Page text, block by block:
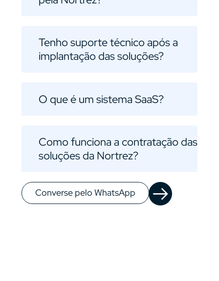
Tenho suporte técnico após a
implantação das soluções?
O que é um sistema SaaS?
Como funciona a contratação das
soluções da Nortrez?
Converse pelo WhatsApp